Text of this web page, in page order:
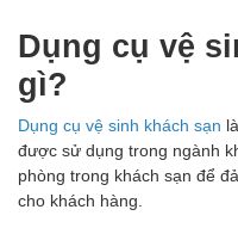
Dụng cụ vệ
gì?
Dụng cụ vệ sinh khách sạn
được sử dụng trong ngành
phòng trong khách sạn để
cho khách hàng.